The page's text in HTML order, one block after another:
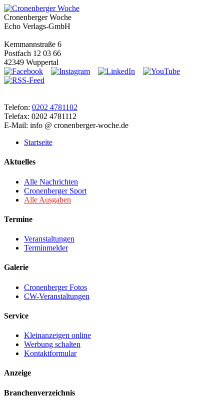
Cronenberger Woche
Echo Verlags-GmbH
Kemmannstraße 6
Postfach 12 03 66
42349 Wuppertal
Telefon: 0202 4781102
Telefax: 0202 4781112
E-Mail: info @ cronenberger-woche.de
Startseite
Aktuelles
Alle Nachrichten
Cronenberger Sport
Alle Ausgaben
Termine
Veranstaltungen
Terminmelder
Galerie
Cronenberger Fotos
CW-Veranstaltungen
Service
Kleinanzeigen online
Werbung schalten
Kontaktformular
Anzeige
Branchenverzeichnis